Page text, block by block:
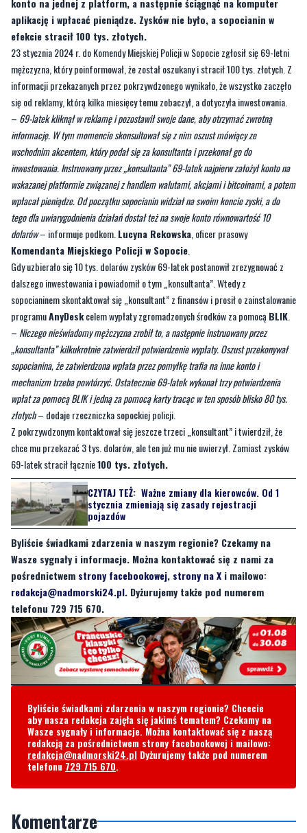
mężczyzna, który poinformował, że został oszukany i stracił 100 tys. złotych. Z
informacji przekazanych przez pokrzywdzonego wynikało, że wszystko zaczęło
się od reklamy, którą kilka miesięcy temu zobaczył, a dotyczyła inwestowania.
–69-latek kliknął w reklamę i pozostawił swoje dane, aby otrzymać zwrotną
informację. W tym momencie skonsultował się z nim oszust mówiący ze
wschodnim akcentem, który podał się za konsultanta i przekonał go do
inwestowania. Instruowany przez „konsultanta” 69-latek najpierw założył konto na
wskazanej platformie związanej z handlem walutami, akcjami i bitcoinami, a potem
wpłacał pieniądze. Od początku sopocianin widział na swoim koncie zyski, a do
tego dla uwiarygodnienia działań dostał też na swoje konto równowartość 10
dolarów– informuje podkom.Lucyna Rekowska , oficer prasowy
Komendanta Miejskiego Policji w Sopocie.
Gdy uzbierało się 10 tys. dolarów zysków 69-latek postanowił zrezygnować z
dalszego inwestowania i powiadomił o tym „konsultanta”. Wtedy z
sopocianinem skontaktował się „konsultant” z finansów i prosił o zainstalowanie
programuAnyDeskcelem wypłaty zgromadzonych środków za pomocąBLIK
–Niczego nieświadomy mężczyzna zrobił to, a następnie instruowany przez
„konsultanta” kilkukrotnie zatwierdził potwierdzenie wypłaty. Oszust przekonywał
sopocianina, że zatwierdzona wpłata przez pomyłkę trafia na inne konto i
mechanizm trzeba powtórzyć. Ostatecznie 69-latek wykonał trzy potwierdzenia
wpłat za pomocą BLIK i jedną za pomocą karty tracąc w ten sposób blisko 80 tys.
złotych– dodaje rzeczniczka sopockiej policji.
Z pokrzywdzonym kontaktował się jeszcze trzeci „konsultant” i twierdził, że
chce mu przekazać 3 tys. dolarów, ale ten już mu nie uwierzył. Zamiast zysków
69-latek stracił łącznie100 tys. złotych.
CZYTAJ TEŻ: Ważne zmiany dla kierowców. Od 1
stycznia zmieniają się zasady rejestracji
pojazdów
Byliście świadkami zdarzenia w naszym regionie? Czekamy na
Wasze sygnały i informacje. Można kontaktować się z nami za
pośrednictwemstrony facebookowej,strony na Xi mailowo:
redakcja@nadmorski24.pl. Dyżurujemy także pod numerem
telefonu 729 715 670.
Byliście świadkami zdarzenia w naszym regionie? Chcecie
aby nasza redakcja zajęła się jakimś tematem? Czekamy na
Wasze sygnały i informacje. Można kontaktować się z naszą
redakcja@nadmorski24.plDyżurujemy także pod numerem
telefonu729 715 670.
Komentarze
Proponuję zapoznać się z materiałami zamieszczonymi na kanale